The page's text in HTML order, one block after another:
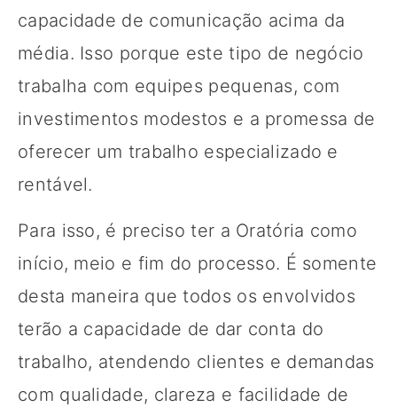
capacidade de comunicação acima da
média. Isso porque este tipo de negócio
trabalha com equipes pequenas, com
investimentos modestos e a promessa de
oferecer um trabalho especializado e
rentável.
Para isso, é preciso ter a Oratória como
início, meio e fim do processo. É somente
desta maneira que todos os envolvidos
terão a capacidade de dar conta do
trabalho, atendendo clientes e demandas
com qualidade, clareza e facilidade de